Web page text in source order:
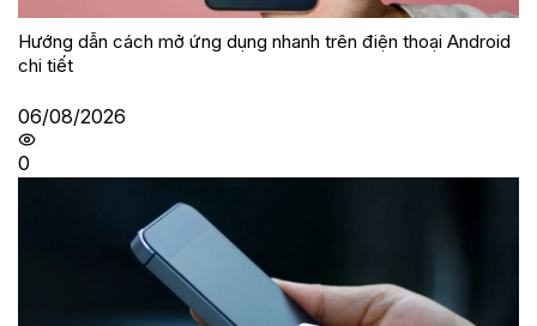
Hướng dẫn cách mở ứng dụng nhanh trên điện thoại Android
chi tiết
06/08/2026
0